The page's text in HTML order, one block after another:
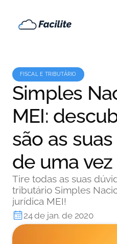
FISCAL E TRIBUTÁRIO
Simples
MEI:
são as
de uma
Tire todas as suas
tributário Simples
jurídica MEI!
24 de jan. de 2020